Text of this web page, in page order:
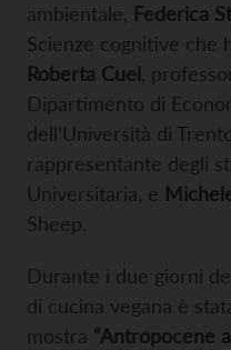
ambientale, Federica
Scienze cognitive che
Roberta Cuel ,
Dipartimento di
dell’Università di
rappresentante degli
Universitaria, e
Sheep.
Durante i due giorni
di cucina vegana è
mostra “Antropocene